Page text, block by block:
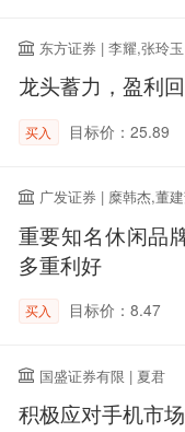
东方证券 | 李耀,张玲玉
龙头蓄力，盈利
买入 目标价：25.89
广发证券 | 糜韩杰,董
重要知名休闲品
多重利好
买入 目标价：8.47
国盛证券有限 | 夏君
积极应对手机市